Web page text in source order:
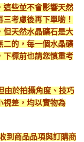
這些並不會影響天然
考慮後再下單喲！
但天然水晶礦石是大
二的，每一個水晶礦
下標前也請您慎重考
由於拍攝角度、技巧
視差，均以實物為
到商品品項與訂購商